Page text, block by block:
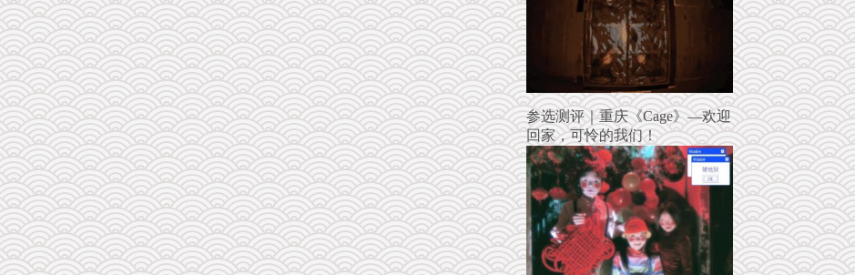
参选测评｜重庆《Cage》—欢迎
回家，可怜的我们！